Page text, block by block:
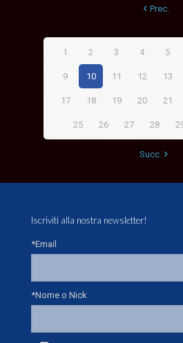
Prec.
1 2 3 4 5
9 10 11 12 13
17 18 19 20 21
25 26 27 28
Succ.
Iscriviti alla nostra newsletter!
*Email
*Nome o Nick